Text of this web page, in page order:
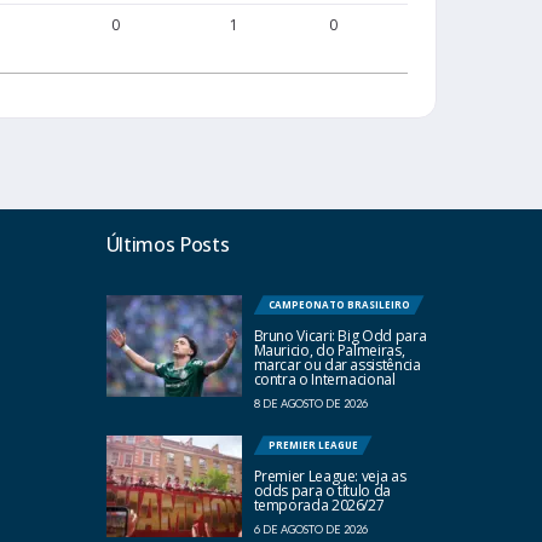
0 1 0
Últimos Posts
CAMPEONATO BRASILEIRO
Bruno Vicari: Big Odd para
Mauricio, do Palmeiras,
marcar ou dar assistência
contra o Internacional
8 DE AGOSTO DE 2026
PREMIER LEAGUE
Premier League: veja as
odds para o título da
temporada 2026/27
6 DE AGOSTO DE 2026